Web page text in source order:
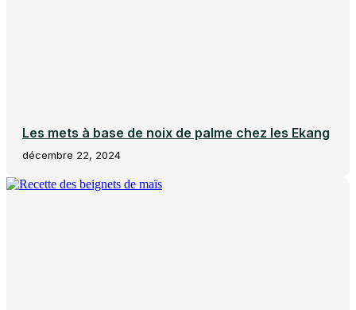
Les mets à base de noix de palme chez les Ekang
décembre 22, 2024